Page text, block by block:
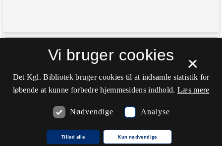
Indlæs kort
×
Vi bruger cookies
Det Kgl. Bibliotek bruger cookies til at indsamle statistik for
løbende at kunne forbedre hjemmesidens indhold. Læs mere
Nødvendige Analyse
Tillad alle Kun nødvendige